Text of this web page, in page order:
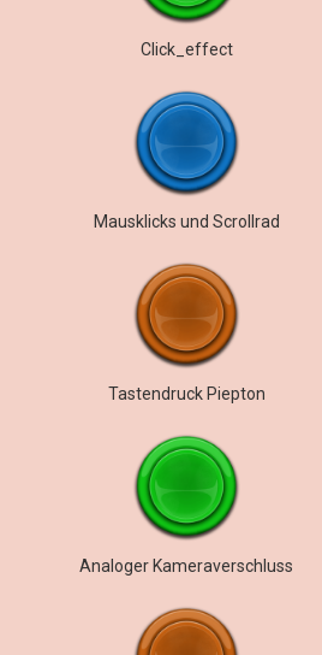
Click_effect
Mausklicks und Scrollrad
Tastendruck Piepton
Analoger Kameraverschluss